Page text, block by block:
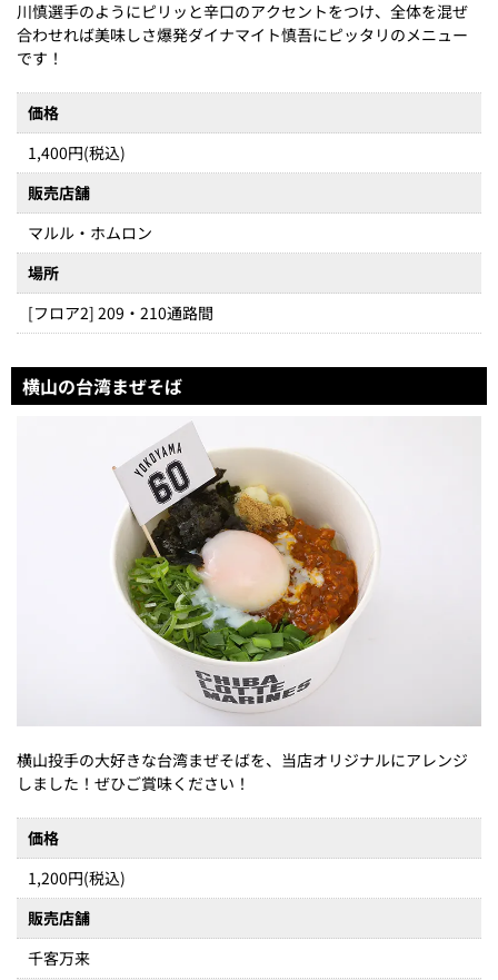
川慎選手のようにピリッと辛口のアクセントをつけ、全体を混ぜ
合わせれば美味しさ爆発ダイナマイト慎吾にピッタリのメニュー
です！
価格
1,400円(税込)
販売店舗
マルル・ホムロン
場所
[フロア2] 209・210通路間
横山の台湾まぜそば
横山投手の大好きな台湾まぜそばを、当店オリジナルにアレンジ
しました！ぜひご賞味ください！
価格
1,200円(税込)
販売店舗
千客万来